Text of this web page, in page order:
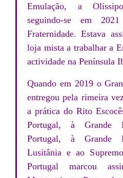
Emulação, a
seguindo-se em
Fraternidade. Estava
loja mista a trabalhar a
actividade na Península
Quando em 2019 o
entregou pela rimeira
a prática do Rito
Portugal, à Grande
Portugal, à Grande
Lusitânia e ao
Portugal marcou